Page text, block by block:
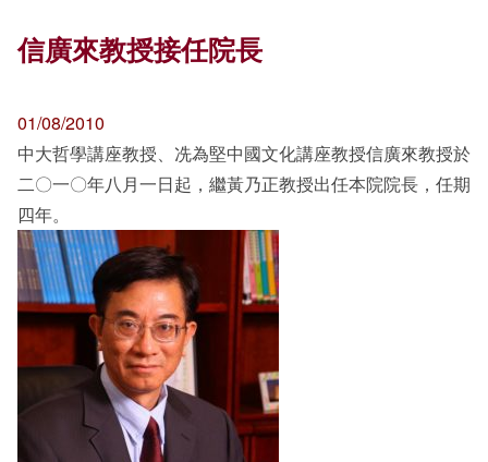
信廣來教授接任院長
01/08/2010
中大哲學講座教授、冼為堅中國文化講座教授信廣來教授於
二〇一〇年八月一日起，繼黃乃正教授出任本院院長，任期
四年。